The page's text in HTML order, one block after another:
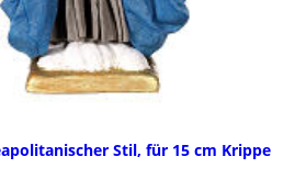
Stil, für 15 cm Krippe